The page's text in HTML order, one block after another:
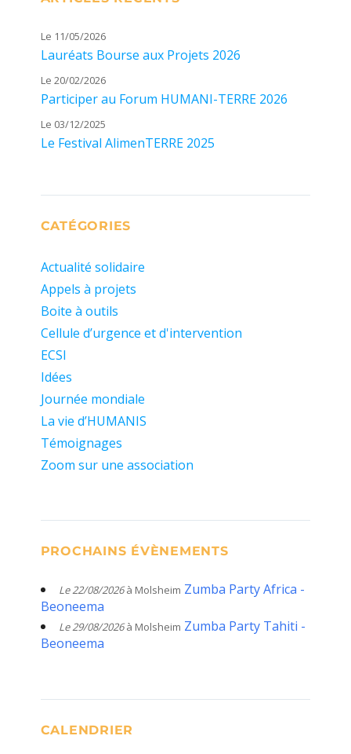
Le 11/05/2026
Lauréats Bourse aux Projets 2026
Le 20/02/2026
Participer au Forum HUMANI-TERRE 2026
Le 03/12/2025
Le Festival AlimenTERRE 2025
CATÉGORIES
Actualité solidaire
Appels à projets
Boite à outils
Cellule d’urgence et d'intervention
ECSI
Idées
Journée mondiale
La vie d’HUMANIS
Témoignages
Zoom sur une association
PROCHAINS ÉVÈNEMENTS
Le 22/08/2026à Molsheim Zumba Party Africa -
Beoneema
Le 29/08/2026à Molsheim Zumba Party Tahiti -
Beoneema
CALENDRIER